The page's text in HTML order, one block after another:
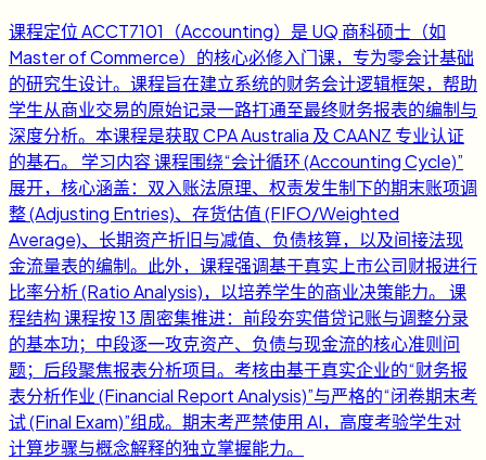
课程定位 ACCT7101（Accounting）是 UQ 商科硕士（如
Master of Commerce）的核心必修入门课，专为零会计基础
的研究生设计。课程旨在建立系统的财务会计逻辑框架，帮助
学生从商业交易的原始记录一路打通至最终财务报表的编制与
深度分析。本课程是获取 CPA Australia 及 CAANZ 专业认证
的基石。 学习内容 课程围绕“会计循环 (Accounting Cycle)”
展开，核心涵盖：双入账法原理、权责发生制下的期末账项调
整 (Adjusting Entries)、存货估值 (FIFO/Weighted
Average)、长期资产折旧与减值、负债核算，以及间接法现
金流量表的编制。此外，课程强调基于真实上市公司财报进行
比率分析 (Ratio Analysis)，以培养学生的商业决策能力。 课
程结构 课程按 13 周密集推进：前段夯实借贷记账与调整分录
的基本功；中段逐一攻克资产、负债与现金流的核心准则问
题；后段聚焦报表分析项目。考核由基于真实企业的“财务报
表分析作业 (Financial Report Analysis)”与严格的“闭卷期末考
试 (Final Exam)”组成。期末考严禁使用 AI，高度考验学生对
计算步骤与概念解释的独立掌握能力。